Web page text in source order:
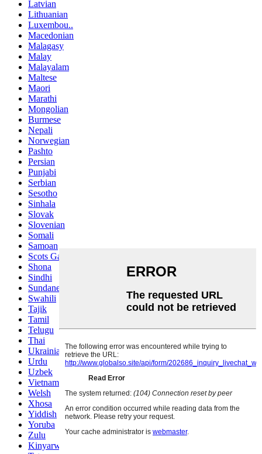
Latvian
Lithuanian
Luxembou..
Macedonian
Malagasy
Malay
Malayalam
Maltese
Maori
Marathi
Mongolian
Burmese
Nepali
Norwegian
Pashto
Persian
Punjabi
Serbian
Sesotho
Sinhala
Slovak
Slovenian
Somali
Samoan
Scots Gaelic
Shona
Sindhi
Sundanese
Swahili
Tajik
Tamil
Telugu
Thai
Ukrainian
Urdu
Uzbek
Vietnamese
Welsh
Xhosa
Yiddish
Yoruba
Zulu
Kinyarwanda